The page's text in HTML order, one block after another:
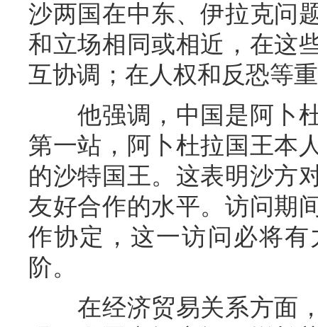
沙两国在中东、伊拉克问
和立场相同或相近，在这
互协调；在人权和反恐等
他强调，中国是阿卜杜
第一站，阿卜杜拉国王本
的沙特国王。这表明沙方
友好合作的水平。访问期
作协定，这一访问必将
阶。
在经济贸易关系方面，